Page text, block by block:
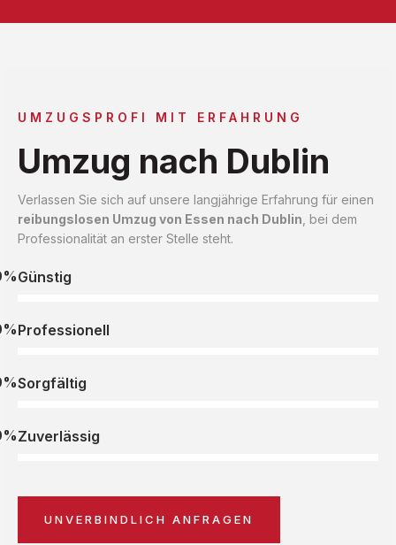
UMZUGSPROFI MIT ERFAHRUNG
Umzug nach Dublin
Verlassen Sie sich auf unsere langjährige Erfahrung für einen
reibungslosen Umzug von Essen nach Dublin , bei dem
Professionalität an erster Stelle steht.
Günstig
Professionell
Sorgfältig
Zuverlässig
UNVERBINDLICH ANFRAGEN